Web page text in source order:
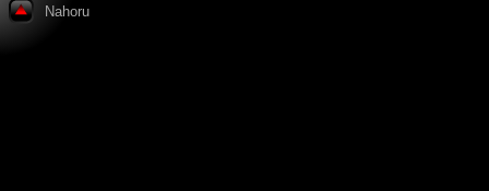
Nahoru